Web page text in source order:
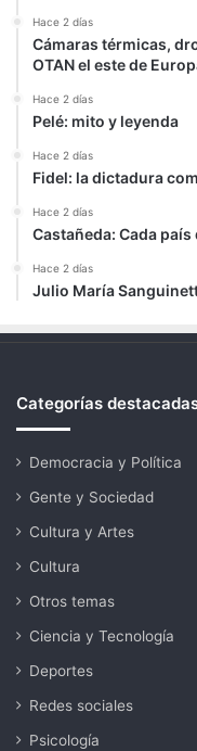
Hace 2 días
Cámaras térmicas,
OTAN el este de
Hace 2 días
Pelé: mito y leyenda
Hace 2 días
Fidel: la dictadura
Hace 2 días
Castañeda: Cada país
Hace 2 días
Julio María
Categorías
Democracia y Política
Gente y Sociedad
Cultura y Artes
Cultura
Otros temas
Ciencia y Tecnología
Deportes
Redes sociales
Psicología